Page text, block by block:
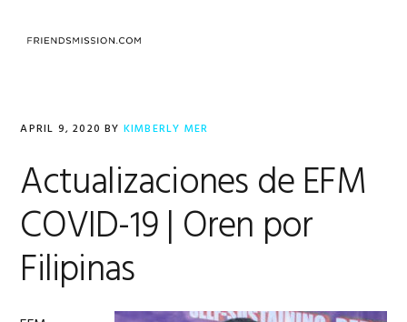
APRIL 9, 2020 BY KIMBERLY MER
Actualizaciones de EFM
COVID-19 | Oren por
Filipinas